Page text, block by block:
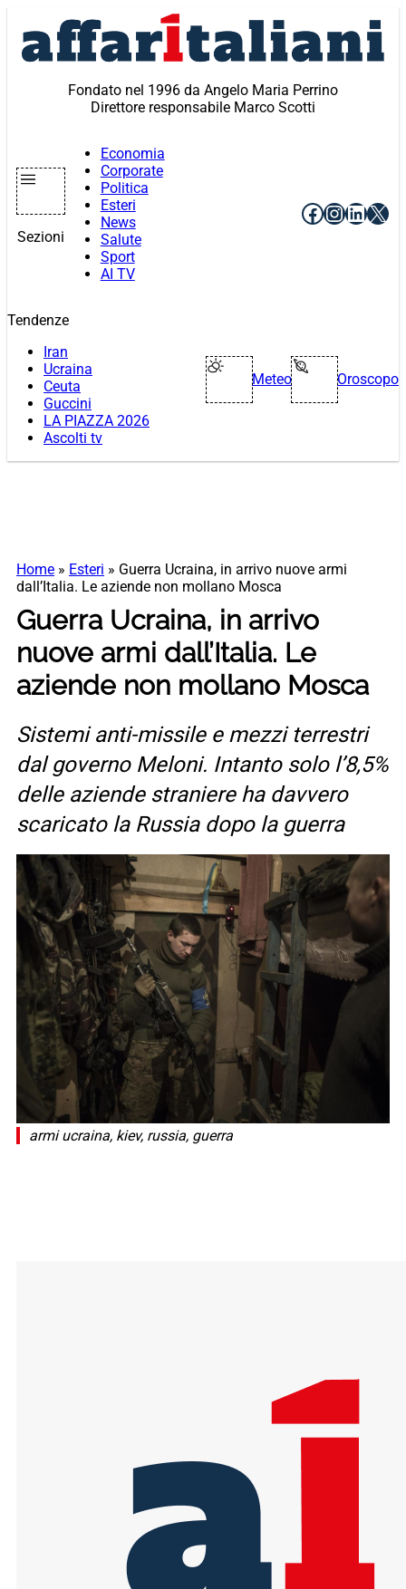
contenuto
Fondato nel 1996 da Angelo Maria Perrino
Direttore responsabile Marco Scotti
Sezioni
Economia
Corporate
Politica
Esteri
News
Salute
Sport
AI TV
Facebook
X
Tendenze
Iran
Ucraina
Ceuta
Guccini
LA PIAZZA 2026
Ascolti tv
Meteo Oroscopo
Home » Esteri » Guerra Ucraina, in arrivo nuove armi
dall’Italia. Le aziende non mollano Mosca
Guerra Ucraina, in arrivo
nuove armi dall’Italia. Le
aziende non mollano Mosca
Sistemi anti-missile e mezzi terrestri
dal governo Meloni. Intanto solo l’8,5%
delle aziende straniere ha davvero
scaricato la Russia dopo la guerra
armi ucraina, kiev, russia, guerra